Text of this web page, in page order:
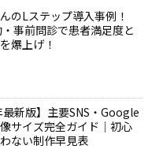
のLステップ導入事例！
事前問診で患者満足度と
爆上げ！
最新版】主要SNS・Google
サイズ完全ガイド｜初心
ない制作早見表